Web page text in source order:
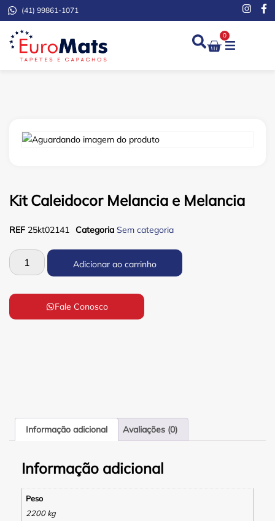
(41) 99861-1071
0
Kit Caleidocor Melancia e Melancia
REF 25kt02141 Categoria Sem categoria
Adicionar ao carrinho
Fale Conosco
Informação adicional Avaliações (0)
Informação adicional
Peso
2200 kg